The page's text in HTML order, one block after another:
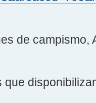
de campismo,
que